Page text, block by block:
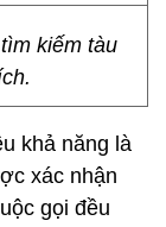
kiếm tàu
khả năng là
xác nhận
gọi đều